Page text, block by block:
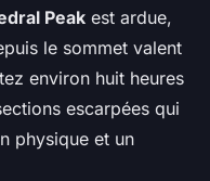
Peak est ardue,
le sommet valent
environ huit heures
escarpées qui
physique et un